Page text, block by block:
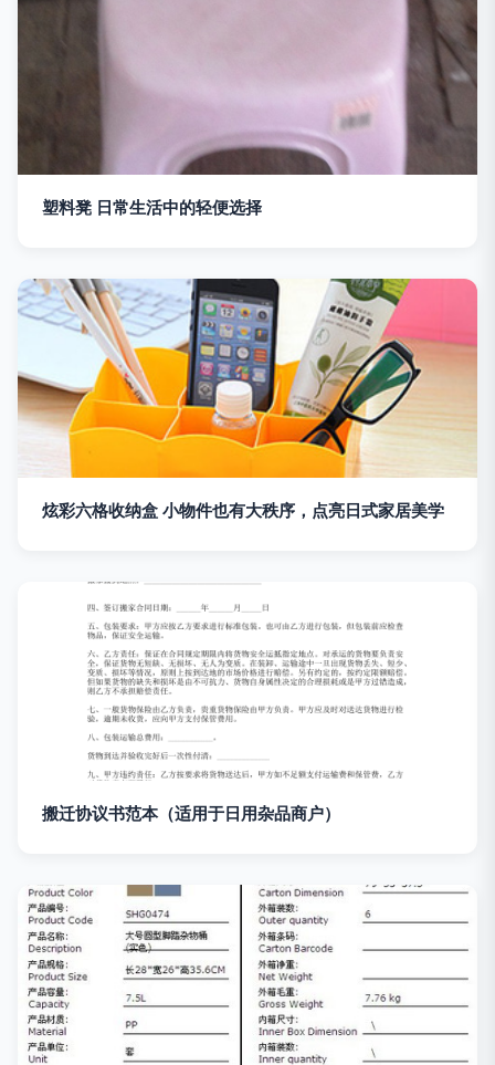
塑料凳 日常生活中的轻便选择
炫彩六格收纳盒 小物件也有大秩序，点亮日式家居美学
搬迁协议书范本（适用于日用杂品商户）